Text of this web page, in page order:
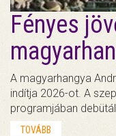
Fényes
A magyarhangya
indítja 2026-ot. A
programjában
TOVÁBB